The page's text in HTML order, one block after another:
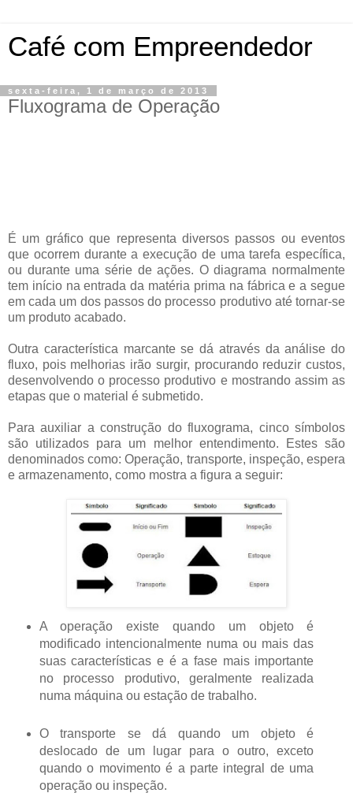
Café com Empreendedor
sexta-feira, 1 de março de 2013
Fluxograma de Operação
É um gráfico que representa diversos passos ou eventos
que ocorrem durante a execução de uma tarefa específica,
ou durante uma série de ações. O diagrama normalmente
tem início na entrada da matéria prima na fábrica e a segue
em cada um dos passos do processo produtivo até tornar-se
um produto acabado.
Outra característica marcante se dá através da análise do
fluxo, pois melhorias irão surgir, procurando reduzir custos,
desenvolvendo o processo produtivo e mostrando assim as
etapas que o material é submetido.
Para auxiliar a construção do fluxograma, cinco símbolos
são utilizados para um melhor entendimento. Estes são
denominados como: Operação, transporte, inspeção, espera
e armazenamento, como mostra a figura a seguir:
A operação existe quando um objeto é
modificado intencionalmente numa ou mais das
suas características e é a fase mais importante
no processo produtivo, geralmente realizada
numa máquina ou estação de trabalho.
O transporte se dá quando um objeto é
deslocado de um lugar para o outro, exceto
quando o movimento é a parte integral de uma
operação ou inspeção.